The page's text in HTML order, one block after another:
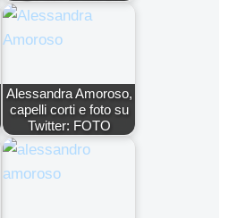
Alessandra Amoroso,
capelli corti e foto su
Twitter: FOTO